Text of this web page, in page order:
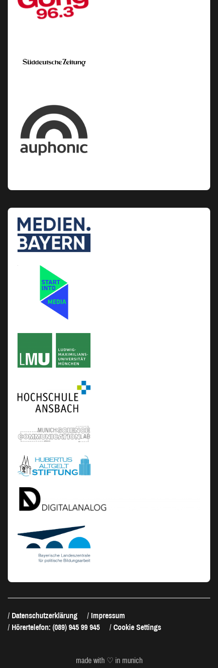
Datenschutzerklärung
Impressum
Hörertelefon: (089) 945 99 945
Cookie Settings
made with ♡ in munich